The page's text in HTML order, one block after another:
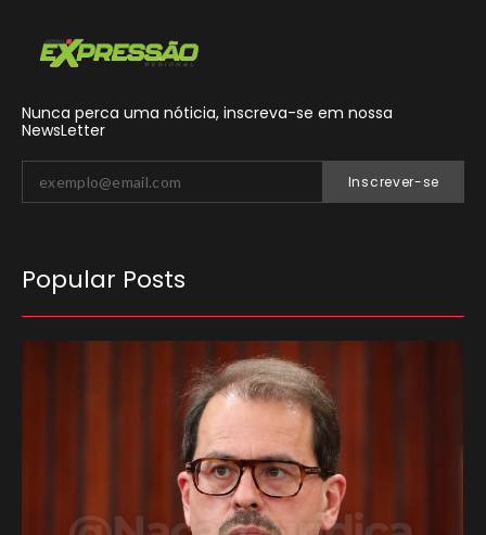
Nunca perca uma nóticia, inscreva-se em nossa
NewsLetter
Inscrever-se
Popular Posts